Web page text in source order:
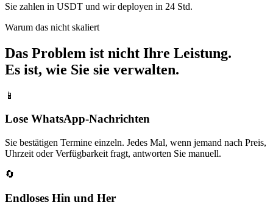
Sie zahlen in USDT und wir deployen in 24 Std.
Warum das nicht skaliert
Das Problem ist nicht Ihre Leistung.
Es ist, wie Sie sie verwalten.
📱
Lose WhatsApp-Nachrichten
Sie bestätigen Termine einzeln. Jedes Mal, wenn jemand nach Preis,
Uhrzeit oder Verfügbarkeit fragt, antworten Sie manuell.
🔄
Endloses Hin und Her